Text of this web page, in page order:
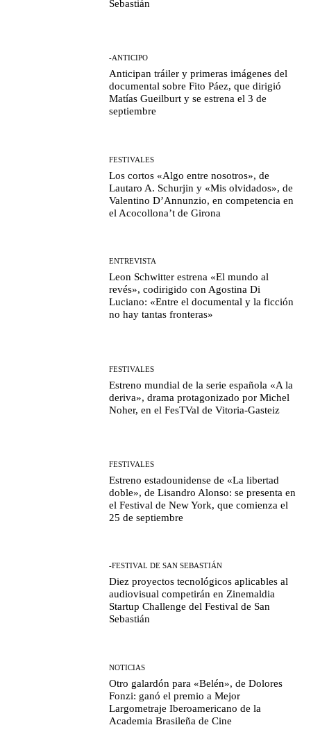
Sebastián
-ANTICIPO
Anticipan tráiler y primeras imágenes del
documental sobre Fito Páez, que dirigió
Matías Gueilburt y se estrena el 3 de
septiembre
FESTIVALES
Los cortos «Algo entre nosotros», de
Lautaro A. Schurjin y «Mis olvidados», de
Valentino D’Annunzio, en competencia en
el Acocollona’t de Girona
ENTREVISTA
Leon Schwitter estrena «El mundo al
revés», codirigido con Agostina Di
Luciano: «Entre el documental y la ficción
no hay tantas fronteras»
FESTIVALES
Estreno mundial de la serie española «A la
deriva», drama protagonizado por Michel
Noher, en el FesTVal de Vitoria-Gasteiz
FESTIVALES
Estreno estadounidense de «La libertad
doble», de Lisandro Alonso: se presenta en
el Festival de New York, que comienza el
25 de septiembre
-FESTIVAL DE SAN SEBASTIÁN
Diez proyectos tecnológicos aplicables al
audiovisual competirán en Zinemaldia
Startup Challenge del Festival de San
Sebastián
NOTICIAS
Otro galardón para «Belén», de Dolores
Fonzi: ganó el premio a Mejor
Largometraje Iberoamericano de la
Academia Brasileña de Cine